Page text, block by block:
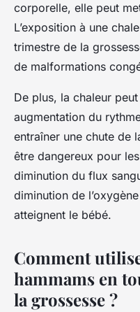
corporelle, elle peut
L’exposition à une
trimestre de la
de malformations
De plus, la chaleur
augmentation du
entraîner une chute de
être dangereux pour
diminution du flux
diminution de
atteignent le bébé.
Comment
hammams en
la grossesse ?